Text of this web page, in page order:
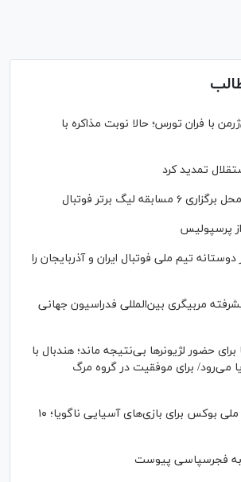
با فران تورس؛ حالا نوبت مذاکره با
تمدید کرد
لیگ برتر فوتبال
پرسپولیس
دوستانه تیم ملی فوتبال ایران و آذربایجان را
مربیگری بین‌المللی فدراسیون جهانی
حضور لژیونر‌ها بی‌نتیجه ماند؛ هندبال با
می‌رود/ برای موفقیت در گروه مرگ
آغاز اردوی تیم ملی بوکس برای بازی‌های آسیایی ناگویا؛ ۱۰
به فجرسپاسی پیوست